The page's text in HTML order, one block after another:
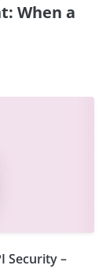
When a
Security –